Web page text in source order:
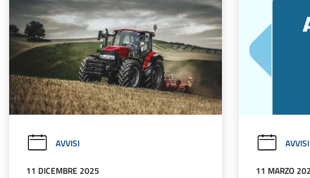
AVVISI
11 DICEMBRE 2025
AVVISI
11 MARZO